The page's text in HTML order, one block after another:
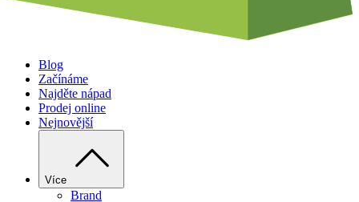
Blog
Začínáme
Najděte nápad
Prodej online
Nejnovější
Více
Brand